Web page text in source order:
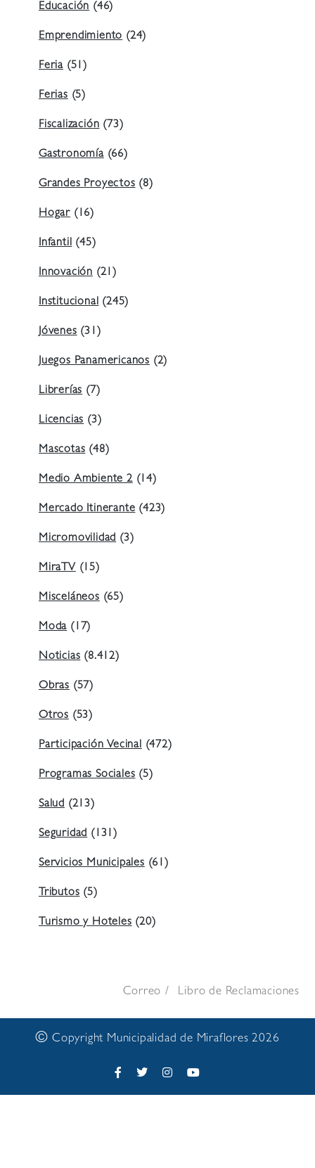
Educación (46)
Emprendimiento (24)
Feria (51)
Ferias (5)
Fiscalización (73)
Gastronomía(66)
Grandes Proyectos (8)
Hogar (16)
Infantil (45)
Innovación (21)
Institucional (245)
Jóvenes (31)
Juegos Panamericanos (2)
Librerías (7)
Licencias (3)
Mascotas (48)
Medio Ambiente 2(14)
Mercado Itinerante (423)
Micromovilidad (3)
MiraTV (15)
Misceláneos (65)
Moda (17)
Noticias (8.412)
Obras (57)
Otros (53)
Participación Vecinal (472)
Programas Sociales (5)
Salud (213)
Seguridad (131)
Servicios Municipales (61)
Tributos (5)
Turismo y Hoteles (20)
Correo Libro de Reclamaciones
© Copyright Municipalidad de Miraflores 2026